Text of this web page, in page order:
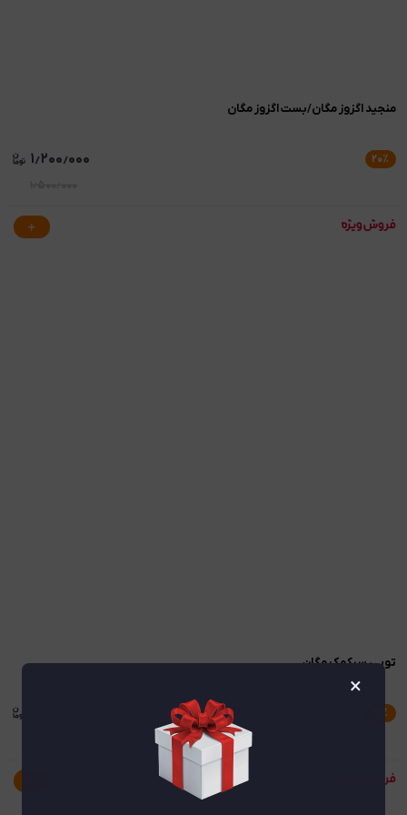
منجید اگزوز مگان/بست اگزوز مگان
۲۰٪ ۱٫۲۰۰٫۰۰۰
توپی سرکمک مگان
٪
×